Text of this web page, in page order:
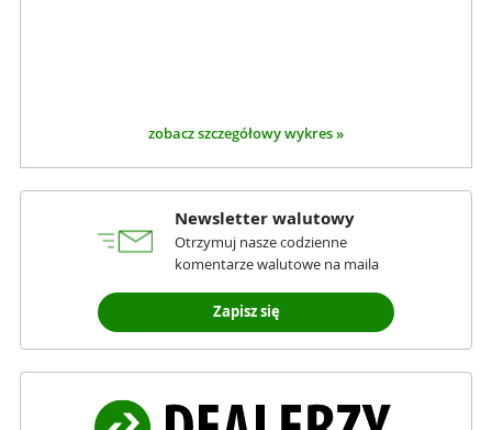
zobacz szczegółowy wykres »
Newsletter walutowy
Otrzymuj nasze codzienne
komentarze walutowe na maila
Zapisz się